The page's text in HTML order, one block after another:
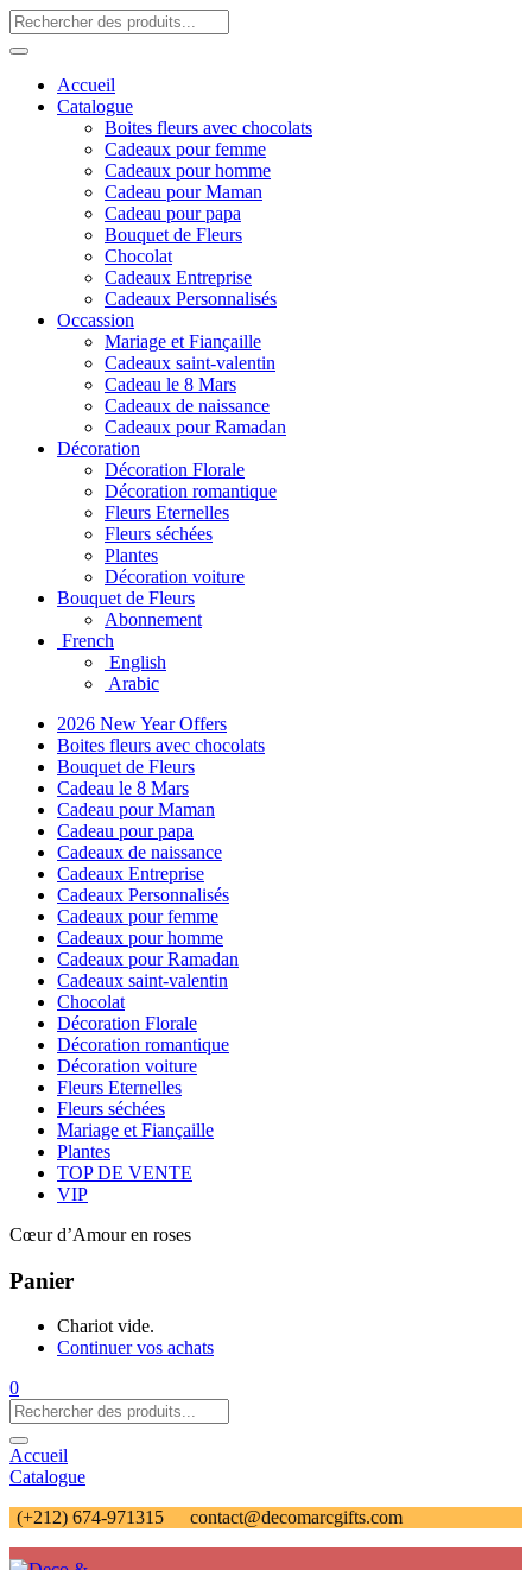
Accueil
Catalogue
Boites fleurs avec chocolats
Cadeaux pour femme
Cadeaux pour homme
Cadeau pour Maman
Cadeau pour papa
Bouquet de Fleurs
Chocolat
Cadeaux Entreprise
Cadeaux Personnalisés
Occassion
Mariage et Fiançaille
Cadeaux saint-valentin
Cadeau le 8 Mars
Cadeaux de naissance
Cadeaux pour Ramadan
Décoration
Décoration Florale
Décoration romantique
Fleurs Eternelles
Fleurs séchées
Plantes
Décoration voiture
Bouquet de Fleurs
Abonnement
French
English
Arabic
2026 New Year Offers
Boites fleurs avec chocolats
Bouquet de Fleurs
Cadeau le 8 Mars
Cadeau pour Maman
Cadeau pour papa
Cadeaux de naissance
Cadeaux Entreprise
Cadeaux Personnalisés
Cadeaux pour femme
Cadeaux pour homme
Cadeaux pour Ramadan
Cadeaux saint-valentin
Chocolat
Décoration Florale
Décoration romantique
Décoration voiture
Fleurs Eternelles
Fleurs séchées
Mariage et Fiançaille
Plantes
TOP DE VENTE
VIP
Cœur d’Amour en roses
Panier
Chariot vide.
Continuer vos achats
0
Accueil
Catalogue
(+212) 674-971315
contact@decomarcgifts.com